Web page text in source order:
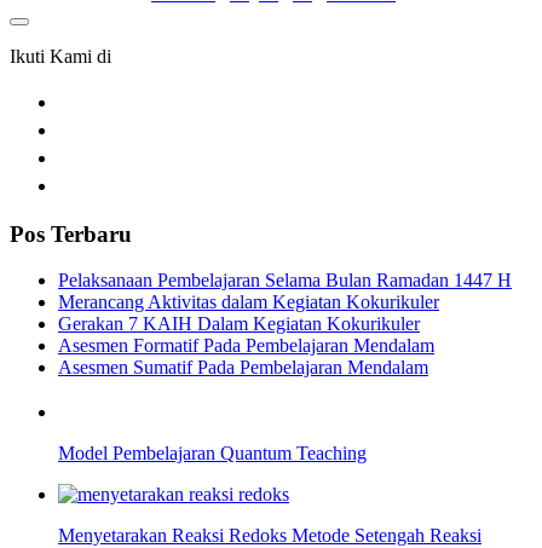
Ikuti Kami di
Pos Terbaru
Pelaksanaan Pembelajaran Selama Bulan Ramadan 1447 H
Merancang Aktivitas dalam Kegiatan Kokurikuler
Gerakan 7 KAIH Dalam Kegiatan Kokurikuler
Asesmen Formatif Pada Pembelajaran Mendalam
Asesmen Sumatif Pada Pembelajaran Mendalam
Model Pembelajaran Quantum Teaching
Menyetarakan Reaksi Redoks Metode Setengah Reaksi